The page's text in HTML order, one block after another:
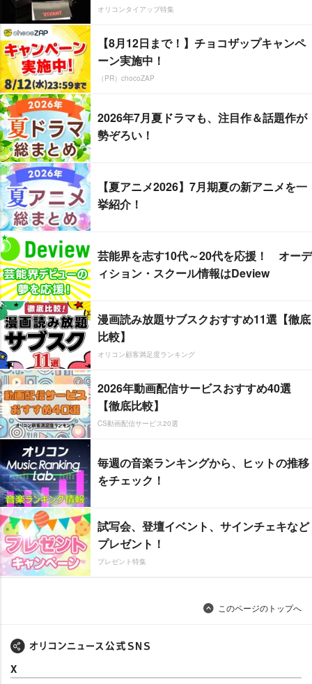
オリコンタイアップ特集
【8月12日まで！】チョコザップキャンペ
ーン実施中！
（PR）chocoZAP
2026年7月夏ドラマも、注目作＆話題作が
勢ぞろい！
【夏アニメ2026】7月期夏の新アニメを一
挙紹介！
芸能界を志す10代～20代を応援！ オーデ
ィション・スクール情報はDeview
漫画読み放題サブスクおすすめ11選【徹底
比較】
オリコン顧客満足度ランキング
2026年動画配信サービスおすすめ40選
【徹底比較】
CS動画配信サービス20選
毎週の音楽ランキングから、ヒットの推移
をチェック！
試写会、登壇イベント、サインチェキなど
プレゼント！
プレゼント特集
このページのトップへ
X